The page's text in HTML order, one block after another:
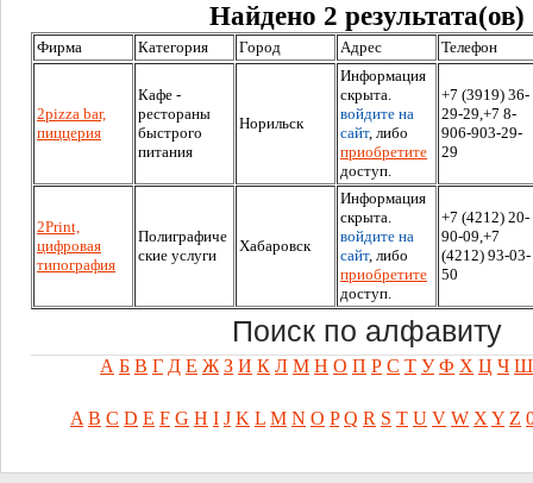
Найдено 2 результата(ов)
Фирма Категория Город Адрес Телефон
2pizza bar,
пиццерия
Кафе -
рестораны
быстрого
питания
Норильск
Информация
скрыта.
войдите на
сайт, либо
приобретите
доступ.
+7 (3919) 36-
29-29,+7 8-
906-903-29-
29
2Print,
цифровая
типография
Полиграфиче
ские услуги
Хабаровск
Информация
скрыта.
войдите на
сайт, либо
приобретите
доступ.
+7 (4212) 20-
90-09,+7
(4212) 93-03-
50
Поиск по алфавиту
А Б В Г Д Е Ж З И К Л М Н О П Р С Т У Ф Х Ц Ч Ш
A B C D E F G H I J K L M N O P Q R S T U V W X Y Z